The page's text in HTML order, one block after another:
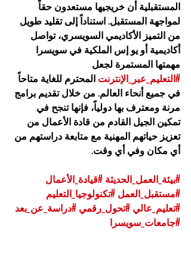
المستقبلية أن خريجيها مستعدون حقاً
لمواجهة المستقبل. استناداً إلى تقليد طويل
من التميز الأكاديمي السويسري، تواصل
أكاديمية أو يو إس الملكية في سويسرا
مهمتها المستمرة لجعل
#التعليم_عبر_الإنترنت المحترم للغاية متاحاً
في جميع أنحاء العالم. من خلال تقديم برامج
مرنة ومعترف بها دولياً، فإنها تنجح في
تمكين الجيل القادم من قادة الأعمال من
تعزيز حياتهم المهنية مع متابعة دراستهم من
أي مكان وفي أي وقت.
#بيئة_العمل_الحديثة #قيادة_الأعمال
#مستقبل_العمل #تكنولوجيا_التعليم
#تعليم_عالي #تحول_رقمي #دراسة_عن_بعد
#جامعات_سويسرا